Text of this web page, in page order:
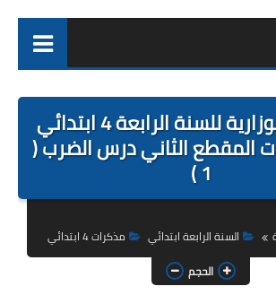
التربية التحضيرية
السنة الاولى ابتدائي
السنة الثالثة ابتدائي
المذكرات الوزارية للسنة الرابعة 4 ابتدائي
المقطع الثاني درس الضرب (
1 )
السنة الرابعة ابتدائي
مذكرات 4 ابتدائي
الحجم